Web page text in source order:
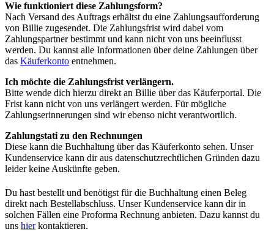
Wie funktioniert diese Zahlungsform?
Nach Versand des Auftrags erhältst du eine Zahlungsaufforderung
von Billie zugesendet. Die Zahlungsfrist wird dabei vom
Zahlungspartner bestimmt und kann nicht von uns beeinflusst
werden. Du kannst alle Informationen über deine Zahlungen über
das Käuferkonto entnehmen.
Ich möchte die Zahlungsfrist verlängern.
Bitte wende dich hierzu direkt an Billie über das Käuferportal. Die
Frist kann nicht von uns verlängert werden. Für mögliche
Zahlungserinnerungen sind wir ebenso nicht verantwortlich.
Zahlungstati zu den Rechnungen
Diese kann die Buchhaltung über das Käuferkonto sehen. Unser
Kundenservice kann dir aus datenschutzrechtlichen Gründen dazu
leider keine Auskünfte geben.
Du hast bestellt und benötigst für die Buchhaltung einen Beleg
direkt nach Bestellabschluss. Unser Kundenservice kann dir in
solchen Fällen eine Proforma Rechnung anbieten. Dazu kannst du
uns hierkontaktieren.